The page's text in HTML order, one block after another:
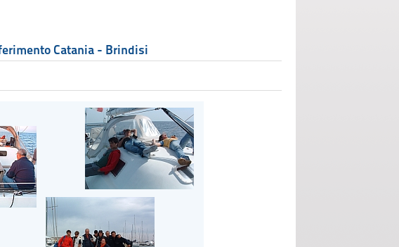
Catania - Brindisi